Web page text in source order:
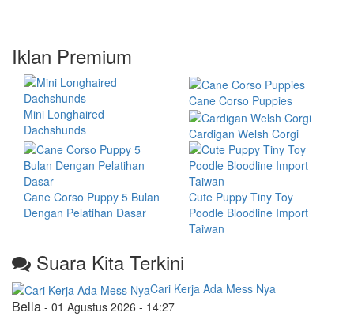
Iklan Premium
Mini Longhaired
Dachshunds
Cane Corso Puppies
Cardigan Welsh Corgi
Cane Corso Puppy 5 Bulan
Dengan Pelatihan Dasar
Cute Puppy Tiny Toy
Poodle Bloodline Import
Taiwan
Suara Kita Terkini
Cari Kerja Ada Mess Nya
Bella - 01 Agustus 2026 - 14:27